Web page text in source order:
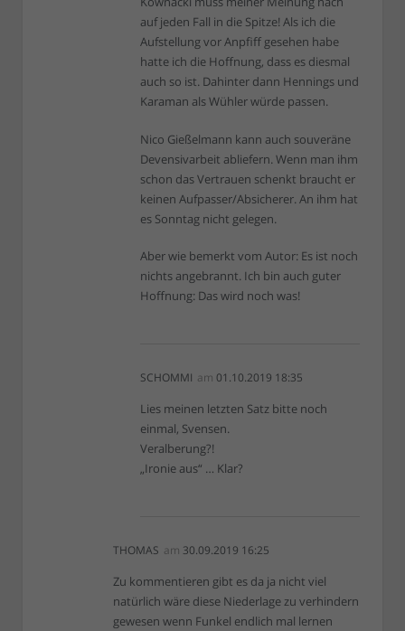
auf jeden Fall in die Spitze! Als ich die
Aufstellung vor Anpfiff gesehen habe
hatte ich die Hoffnung, dass es diesmal
auch so ist. Dahinter dann Hennings und
Karaman als Wühler würde passen.
Nico Gießelmann kann auch souveräne
Devensivarbeit abliefern. Wenn man ihm
schon das Vertrauen schenkt braucht er
keinen Aufpasser/Absicherer. An ihm hat
es Sonntag nicht gelegen.
Aber wie bemerkt vom Autor: Es ist noch
nichts angebrannt. Ich bin auch guter
Hoffnung: Das wird noch was!
SCHOMMI am 01.10.2019 18:35
Lies meinen letzten Satz bitte noch
einmal, Svensen.
Veralberung?!
„Ironie aus“ … Klar?
THOMAS am 30.09.2019 16:25
Zu kommentieren gibt es da ja nicht viel
natürlich wäre diese Niederlage zu verhindern
gewesen wenn Funkel endlich mal lernen